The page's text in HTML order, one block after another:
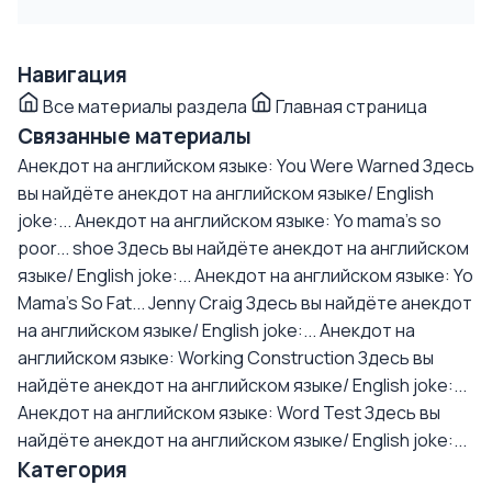
Навигация
Все материалы раздела Главная страница
Связанные материалы
Анекдот на английском языке: You Were WarnedЗдесь
вы найдёте анекдот на английском языке/ English
joke:...Анекдот на английском языке: Yo mama's so
poor... shoeЗдесь вы найдёте анекдот на английском
языке/ English joke:...Анекдот на английском языке: Yo
Mama's So Fat... Jenny CraigЗдесь вы найдёте анекдот
на английском языке/ English joke:...Анекдот на
английском языке: Working ConstructionЗдесь вы
найдёте анекдот на английском языке/ English joke:...
Анекдот на английском языке: Word TestЗдесь вы
найдёте анекдот на английском языке/ English joke:...
Категория